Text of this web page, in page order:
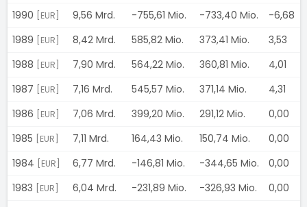
1990
[EUR] 9,56 Mrd. -755,61 Mio. -733,40 Mio. -6,68
1989
[EUR] 8,42 Mrd. 585,82 Mio. 373,41 Mio. 3,53
1988
[EUR] 7,90 Mrd. 564,22 Mio. 360,81 Mio. 4,01
1987
[EUR] 7,16 Mrd. 545,57 Mio. 371,14 Mio. 4,31
1986
[EUR] 7,06 Mrd. 399,20 Mio. 291,12 Mio. 0,00
1985
[EUR] 7,11 Mrd. 164,43 Mio. 150,74 Mio. 0,00
1984
[EUR] 6,77 Mrd. -146,81 Mio. -344,65 Mio. 0,00
1983
[EUR] 6,04 Mrd. -231,89 Mio. -326,93 Mio. 0,00